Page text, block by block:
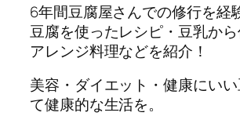
6年間豆腐屋さんでの修行を経
豆腐を使ったレシピ・豆乳から
アレンジ料理などを紹介！
美容・ダイエット・健康にい
て健康的な生活を。